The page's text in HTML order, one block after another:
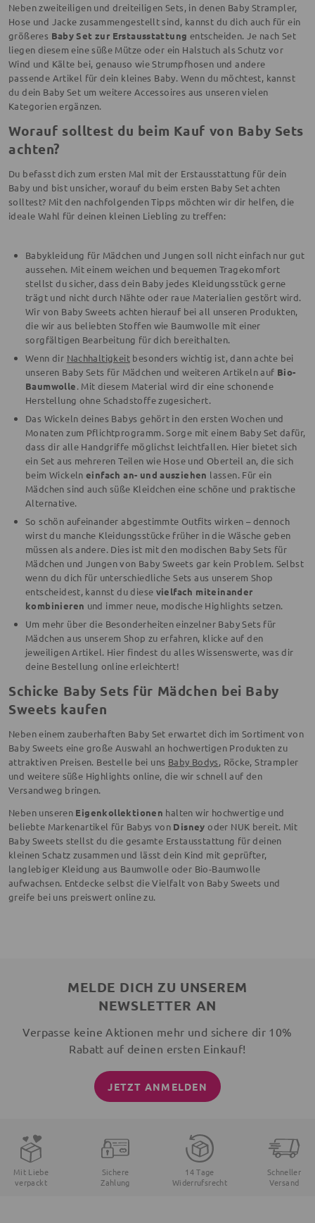
Neben zweiteiligen und dreiteiligen Sets, in denen Baby Strampler,
Hose und Jacke zusammengestellt sind, kannst du dich auch für ein
größeres Baby Set zur Erstausstattung entscheiden. Je nach Set
liegen diesem eine süße Mütze oder ein Halstuch als Schutz vor
Wind und Kälte bei, genauso wie Strumpfhosen und andere
passende Artikel für dein kleines Baby. Wenn du möchtest, kannst
du dein Baby Set um weitere Accessoires aus unseren vielen
Kategorien ergänzen.
Worauf solltest du beim Kauf von Baby Sets
achten?
Du befasst dich zum ersten Mal mit der Erstausstattung für dein
Baby und bist unsicher, worauf du beim ersten Baby Set achten
solltest? Mit den nachfolgenden Tipps möchten wir dir helfen, die
ideale Wahl für deinen kleinen Liebling zu treffen:
Babykleidung für Mädchen und Jungen soll nicht einfach nur gut
aussehen. Mit einem weichen und bequemen Tragekomfort
stellst du sicher, dass dein Baby jedes Kleidungsstück gerne
trägt und nicht durch Nähte oder raue Materialien gestört wird.
Wir von Baby Sweets achten hierauf bei all unseren Produkten,
die wir aus beliebten Stoffen wie Baumwolle mit einer
sorgfältigen Bearbeitung für dich bereithalten.
Wenn dir Nachhaltigkeitbesonders wichtig ist, dann achte bei
unseren Baby Sets für Mädchen und weiteren Artikeln auf Bio-
Baumwolle. Mit diesem Material wird dir eine schonende
Herstellung ohne Schadstoffe zugesichert.
Das Wickeln deines Babys gehört in den ersten Wochen und
Monaten zum Pflichtprogramm. Sorge mit einem Baby Set dafür,
dass dir alle Handgriffe möglichst leichtfallen. Hier bietet sich
ein Set aus mehreren Teilen wie Hose und Oberteil an, die sich
beim Wickelneinfach an- und ausziehen lassen. Für ein
Mädchen sind auch süße Kleidchen eine schöne und praktische
Alternative.
So schön aufeinander abgestimmte Outfits wirken – dennoch
wirst du manche Kleidungsstücke früher in die Wäsche geben
müssen als andere. Dies ist mit den modischen Baby Sets für
Mädchen und Jungen von Baby Sweets gar kein Problem. Selbst
wenn du dich für unterschiedliche Sets aus unserem Shop
entscheidest, kannst du diese vielfach miteinander
kombinieren und immer neue, modische Highlights setzen.
Um mehr über die Besonderheiten einzelner Baby Sets für
Mädchen aus unserem Shop zu erfahren, klicke auf den
jeweiligen Artikel. Hier findest du alles Wissenswerte, was dir
deine Bestellung online erleichtert!
Schicke Baby Sets für Mädchen bei Baby
Sweets kaufen
Neben einem zauberhaften Baby Set erwartet dich im Sortiment von
Baby Sweets eine große Auswahl an hochwertigen Produkten zu
attraktiven Preisen. Bestelle bei uns Baby Bodys, Röcke, Strampler
und weitere süße Highlights online, die wir schnell auf den
Versandweg bringen.
Neben unseren Eigenkollektionen halten wir hochwertige und
beliebte Markenartikel für Babys von Disney oder NUK bereit. Mit
Baby Sweets stellst du die gesamte Erstausstattung für deinen
kleinen Schatz zusammen und lässt dein Kind mit geprüfter,
langlebiger Kleidung aus Baumwolle oder Bio-Baumwolle
aufwachsen. Entdecke selbst die Vielfalt von Baby Sweets und
greife bei uns preiswert online zu.
MELDE DICH ZU UNSEREM
NEWSLETTER AN
Verpasse keine Aktionen mehr und sichere dir 10%
Rabatt auf deinen ersten Einkauf!
JETZT ANMELDEN
Mit Liebe
verpackt
Sichere
Zahlung
14 Tage
Widerrufsrecht
Schneller
Versand